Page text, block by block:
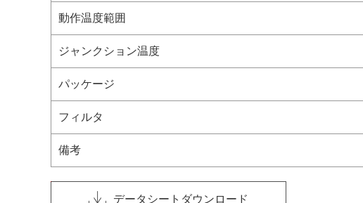
動作温度範囲
ジャンクション温度
パッケージ
フィルタ
備考
データシートダウンロード